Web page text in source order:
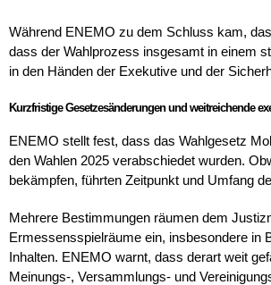
Während ENEMO zu dem Schluss kam,
dass der Wahlprozess insgesamt in einem
in den Händen der Exekutive und der
Kurzfristige Gesetzesänderungen und weitreichende
ENEMO stellt fest, dass das Wahlgesetz
den Wahlen 2025 verabschiedet wurden.
bekämpfen, führten Zeitpunkt und Umfang
Mehrere Bestimmungen räumen dem
Ermessensspielräume ein, insbesondere in
Inhalten. ENEMO warnt, dass derart weit
Meinungs-, Versammlungs- und